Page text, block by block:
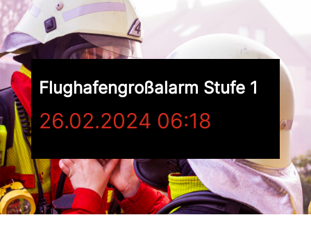
Flughafengroßalarm Stufe 1
26.02.2024 06:18